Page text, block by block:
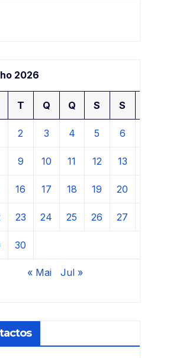
2026
T Q Q S S
2 3 4 5 6
9 10 11 12 13
16 17 18 19 20
23 24 25 26 27
30
« Mai Jul »